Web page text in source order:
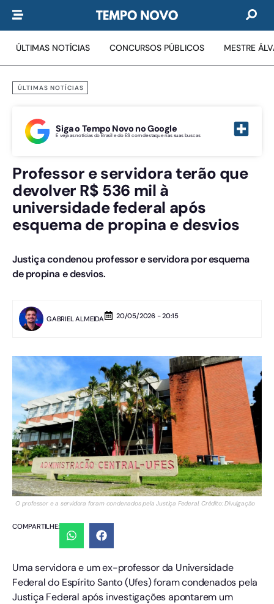
ÚLTIMAS NOTÍCIAS CONCURSOS PÚBLICOS MESTRE
ÚLTIMAS NOTÍCIAS
Siga o Tempo Novo no Google
E veja as notícias do Brasil e do ES com destaque nas suas buscas
Professor e servidora terão que
devolver R$ 536 mil à
universidade federal após
esquema de propina e desvios
Justiça condenou professor e servidora por esquema
de propina e desvios.
GABRIEL ALMEIDA 20/05/2026 - 20:15
O professor e a servidora foram condenados pela Justiça Federal. Crédito: Divulgação
COMPARTILHE:
Uma servidora e um ex-professor da Universidade
Federal do Espírito Santo (Ufes) foram condenados pela
Justiça Federal após investigações apontarem um